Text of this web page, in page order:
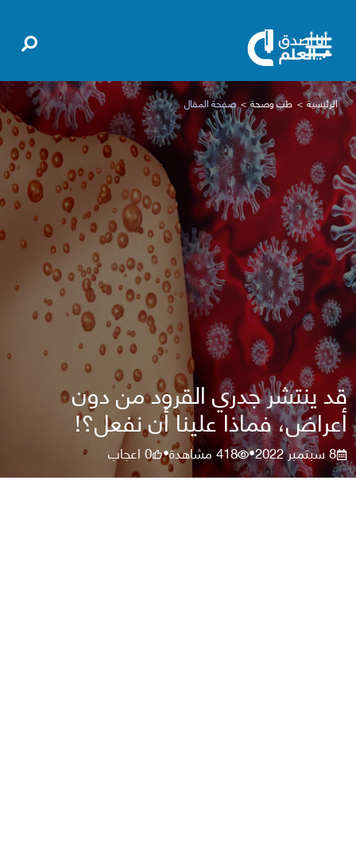
الرئيسية طب وصحة صفحة المقال
قد ينتشر جدري القرود من دون
أعراض، فماذا علينا أن نفعل؟!
8 سبتمبر 2022 •
418مشاهدة•
0اعجاب